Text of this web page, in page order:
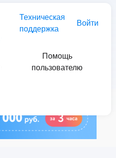
Техническая
поддержка
Войти
Помощь
пользователю